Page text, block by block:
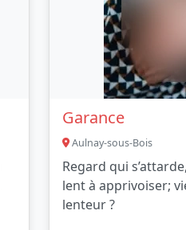
Garance
Aulnay-sous-Bois
Regard qui
lent à apprivoiser;
lenteur ?